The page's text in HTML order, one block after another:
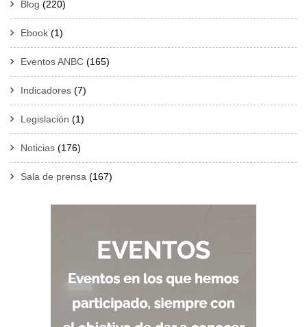
Blog (220)
Ebook (1)
Eventos ANBC (165)
Indicadores (7)
Legislación (1)
Noticias (176)
Sala de prensa (167)